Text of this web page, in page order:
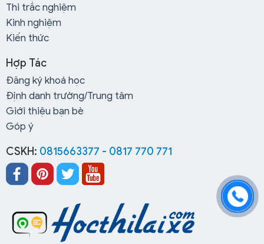
Mang theo những giấy tờ này thì việc đăng ký nhanh chỉ
trong vài phút tại trung tâm đào tạo bằng lái xe Thiên
Phú:
1 bản phô tô CMND 2 mặt
8 ảnh thẻ 3×4 (theo quy chuẩn áo có cổ phông
nền xanh).
Thi trắc nghiệm
Kinh nghiệm
Kiến thức
Hợp Tác
Đăng ký khoá học
Định danh trường/Trung tâm
Giới thiệu bạn bè
Góp ý
CSKH: 0815663377 - 0817 770 771